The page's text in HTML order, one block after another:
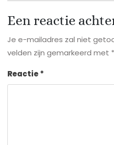
Een reactie
Je e-mailadres zal niet
velden zijn gemarkeerd met *
Reactie*